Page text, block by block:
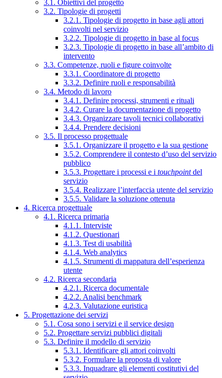
3.1. Obiettivi del progetto
3.2. Tipologie di progetti
3.2.1. Tipologie di progetto in base agli attori
coinvolti nel servizio
3.2.2. Tipologie di progetto in base al focus
3.2.3. Tipologie di progetto in base all’ambito di
intervento
3.3. Competenze, ruoli e figure coinvolte
3.3.1. Coordinatore di progetto
3.3.2. Definire ruoli e responsabilità
3.4. Metodo di lavoro
3.4.1. Definire processi, strumenti e rituali
3.4.2. Curare la documentazione di progetto
3.4.3. Organizzare tavoli tecnici collaborativi
3.4.4. Prendere decisioni
3.5. Il processo progettuale
3.5.1. Organizzare il progetto e la sua gestione
3.5.2. Comprendere il contesto d’uso del servizio
pubblico
3.5.3. Progettare i processi e i touchpointdel
servizio
3.5.4. Realizzare l’interfaccia utente del servizio
3.5.5. Validare la soluzione ottenuta
4. Ricerca progettuale
4.1. Ricerca primaria
4.1.1. Interviste
4.1.2. Questionari
4.1.3. Test di usabilità
4.1.4. Web analytics
4.1.5. Strumenti di mappatura dell’esperienza
utente
4.2. Ricerca secondaria
4.2.1. Ricerca documentale
4.2.2. Analisi benchmark
4.2.3. Valutazione euristica
5. Progettazione dei servizi
5.1. Cosa sono i servizi e il service design
5.2. Progettare servizi pubblici digitali
5.3. Definire il modello di servizio
5.3.1. Identificare gli attori coinvolti
5.3.2. Formulare la proposta di valore
5.3.3. Inquadrare gli elementi costitutivi del